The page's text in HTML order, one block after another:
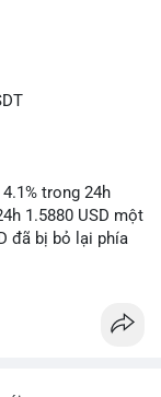
trong 24h
1.5880 USD một
đã bị bỏ lại phía
triệu NEAR